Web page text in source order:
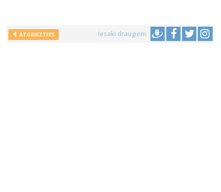
ATGRIEZTIES Iesaki draugiem: